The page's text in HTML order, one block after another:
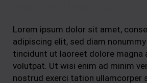
Lorem ipsum dolor sit amet,
adipiscing elit, sed diam
tincidunt ut laoreet dolore magna
volutpat. Ut wisi enim ad minim
nostrud exerci tation ullamcorper